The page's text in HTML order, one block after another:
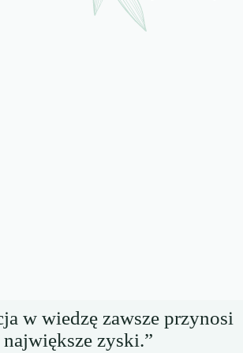
w wiedzę zawsze przynosi
największe zyski.”